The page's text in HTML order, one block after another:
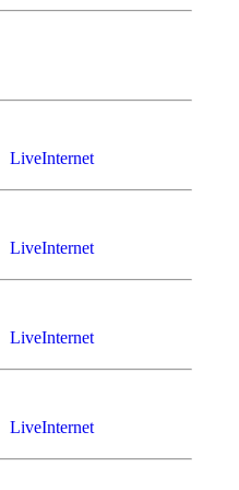
LiveInternet
LiveInternet
LiveInternet
LiveInternet